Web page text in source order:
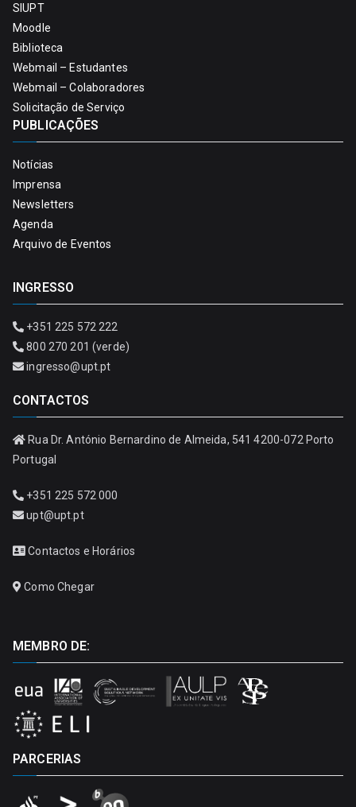
SIUPT
Moodle
Biblioteca
Webmail – Estudantes
Webmail – Colaboradores
Solicitação de Serviço
PUBLICAÇÕES
Notícias
Imprensa
Newsletters
Agenda
Arquivo de Eventos
INGRESSO
+351 225 572 222
800 270 201 (verde)
ingresso@upt.pt
CONTACTOS
Rua Dr. António Bernardino de Almeida, 541 4200-072 Porto
Portugal
+351 225 572 000
upt@upt.pt
Contactos e Horários
Como Chegar
MEMBRO DE:
PARCERIAS